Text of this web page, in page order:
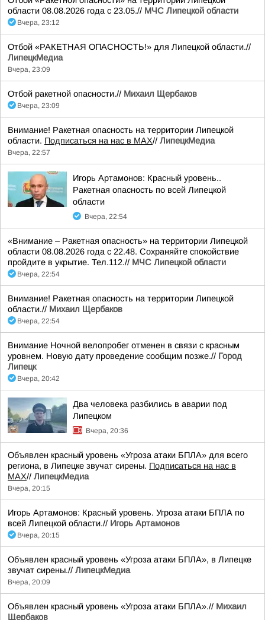
области 08.08.2026 года с 23.05.// МЧС Липецкой области
Вчера, 23:12
Отбой «РАКЕТНАЯ ОПАСНОСТЬ!» для Липецкой области.//
ЛипецкМедиа
Вчера, 23:09
Отбой ракетной опасности.// Михаил Щербаков
Вчера, 23:09
Внимание! Ракетная опасность на территории Липецкой
области. Подписаться на нас в МАХ// ЛипецкМедиа
Вчера, 22:57
Игорь Артамонов: Красный уровень..
Ракетная опасность по всей Липецкой
области
Вчера, 22:54
«Внимание – Ракетная опасность» на территории Липецкой
области 08.08.2026 года с 22.48. Сохраняйте спокойствие
пройдите в укрытие. Тел.112.// МЧС Липецкой области
Вчера, 22:54
Внимание! Ракетная опасность на территории Липецкой
области.// Михаил Щербаков
Вчера, 22:54
Внимание Ночной велопробег отменен в связи с красным
уровнем. Новую дату проведение сообщим позже.// Город
Липецк
Вчера, 20:42
Два человека разбились в аварии под
Липецком
Вчера, 20:36
Объявлен красный уровень «Угроза атаки БПЛА» для всего
региона, в Липецке звучат сирены. Подписаться на нас в
МАХ// ЛипецкМедиа
Вчера, 20:15
Игорь Артамонов: Красный уровень. Угроза атаки БПЛА по
всей Липецкой области.// Игорь Артамонов
Вчера, 20:15
Объявлен красный уровень «Угроза атаки БПЛА», в Липецке
звучат сирены.// ЛипецкМедиа
Вчера, 20:09
Объявлен красный уровень «Угроза атаки БПЛА».// Михаил
Щербаков